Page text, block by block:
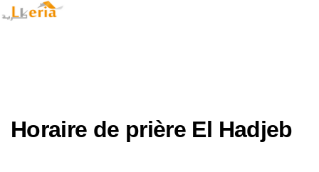
Horaire de prière El Hadjeb